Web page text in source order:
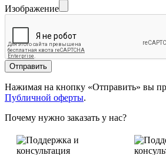
Изображение
Отправить
Нажимая на кнопку «Отправить» вы
Публичной оферты.
Почему нужно заказать у нас?